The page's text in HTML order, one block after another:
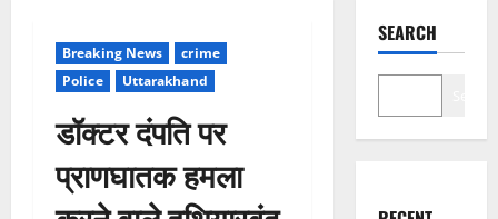
Breaking News
crime
Police
Uttarakhand
डॉक्टर दंपति पर
प्राणघातक हमला
SEARCH